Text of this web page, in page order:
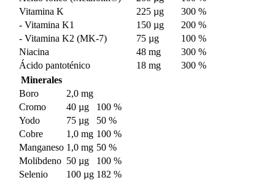
Vitamina K
225 µg
300 %
- Vitamina K1
150 µg
200 %
- Vitamina K2 (MK-7)
75 µg
100 %
Niacina
48 mg
300 %
Ácido pantoténico
18 mg
300 %
Minerales
Boro
2,0 mg
Cromo
40 µg
100 %
Yodo
75 µg
50 %
Cobre
1,0 mg 100 %
Manganeso 1,0 mg 50 %
Molibdeno 50 µg
100 %
Selenio
100 µg 182 %